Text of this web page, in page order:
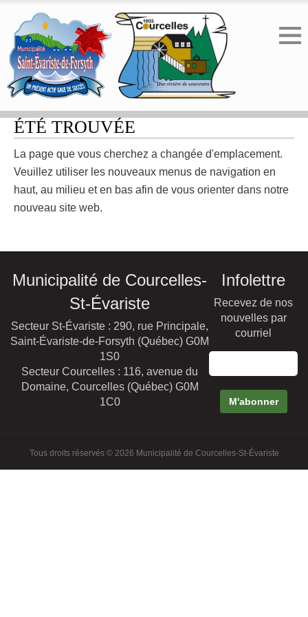
ERREUR 404 - LA PAGE N'A PAS
ÉTÉ TROUVÉE
La page que vous cherchez a changée d'emplacement.
Veuillez utiliser les nouveaux menus de navigation en
haut, au milieu et en bas afin de vous orienter dans notre
nouveau site web.
Municipalité de Courcelles-
St-Évariste
Secteur St-Évariste : 290, rue Principale,
Saint-Évariste-de-Forsyth (Québec) G0M
1S0
Secteur Courcelles : 116, avenue du
Domaine, Courcelles (Québec) G0M
1C0
Infolettre
Recevez de nos
nouvelles par
courriel
Tous droits réservés © 2026 Municipalité de Courcelles-St-Évariste